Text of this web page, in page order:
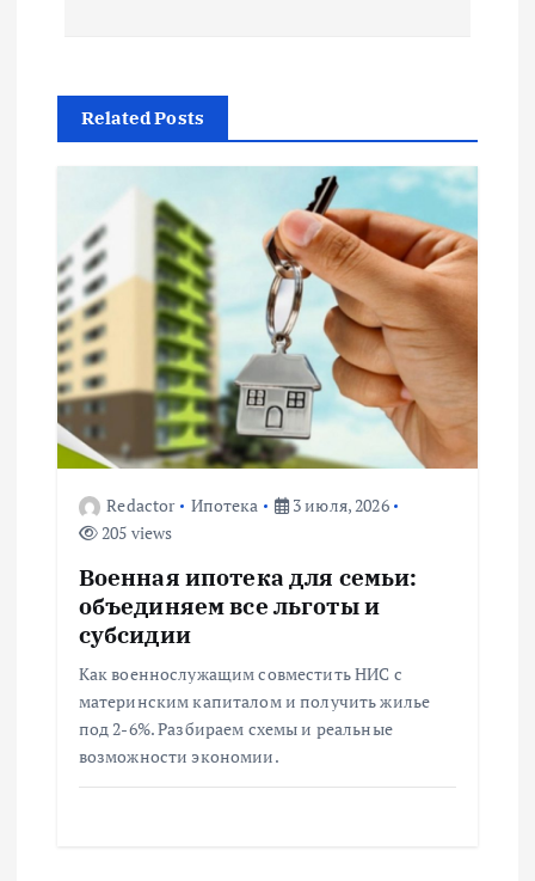
г
а
и
я
п
о
Related Posts
Redactor Ипотека
3 июля, 2026
205 views
Военная ипотека для семьи:
объединяем все льготы и
субсидии
Как военнослужащим совместить НИС с
материнским капиталом и получить жилье
под 2-6%. Разбираем схемы и реальные
возможности экономии.